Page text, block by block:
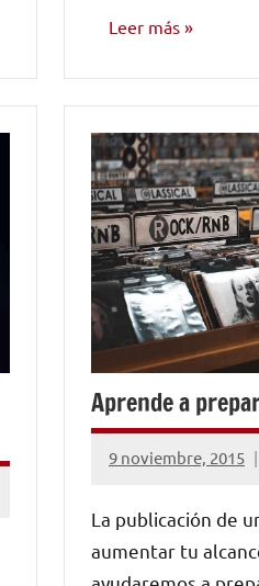
Leer más
Aprende a
9 noviembre, 2015
No
comentarios
La publicación de
aumentar tu